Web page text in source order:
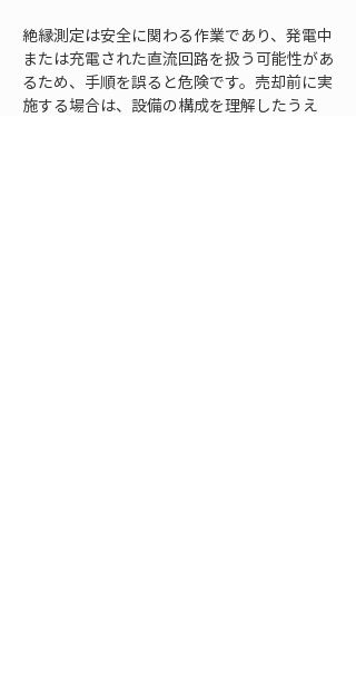
絶縁測定は安全に関わる作業であり、発電中
または充電された直流回路を扱う可能性があ
るため、手順を誤ると危険です。売却前に実
施する場合は、設備の構成を理解したうえ